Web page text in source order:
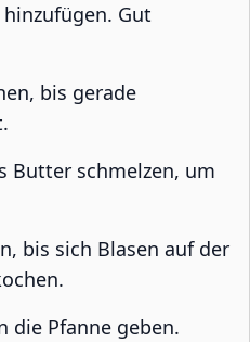
Gut
bis gerade
Butter schmelzen, um
bis sich Blasen auf der
die Pfanne geben.